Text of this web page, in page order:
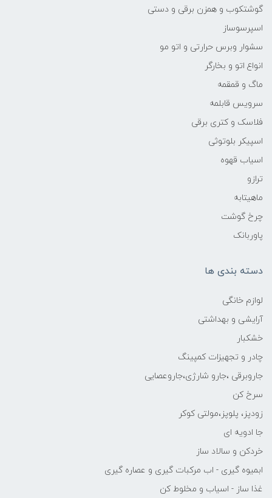
گوشتکوب و همزن برقی و دستی
اسپرسوساز
سشوار وبرس حرارتی و اتو مو
انواع اتو و بخارگر
ماگ و قمقمه
سرویس قابلمه
فلاسک و کتری برقی
اسپیکر بلوتوثی
اسیاب قهوه
ترازو
ماهیتابه
چرخ گوشت
پاوربانک
دسته بندی ها
لوازم خانگی
آرایشی و بهداشتی
خشکبار
چادر و تجهیزات کمپینگ
جاروبرقی ،جارو شارژی،جاروعصایی
سرخ کن
زودپز، پلوپز،مولتی کوکر
جا ادویه ای
خردکن و سالاد ساز
ابمیوه گیری - اب مرکبات گیری و عصاره گیری
غذا ساز - اسیاب و مخلوط کن